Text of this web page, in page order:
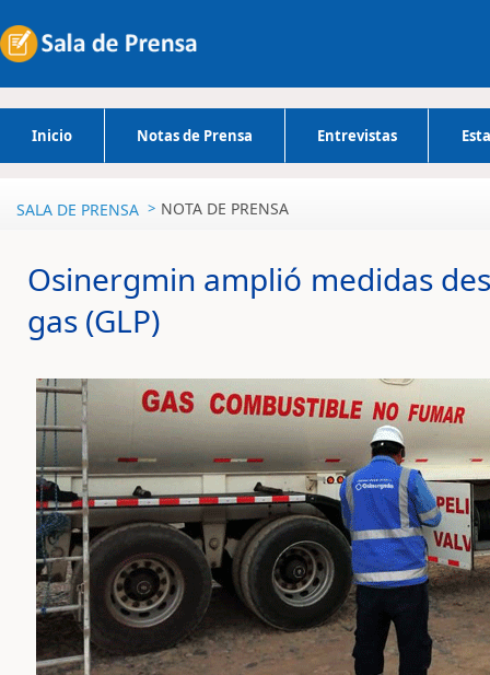
Inicio Notas de Prensa Entrevistas
SALA DE PRENSA NOTA DE PRENSA
Osinergmin amplió medidas
gas (GLP)